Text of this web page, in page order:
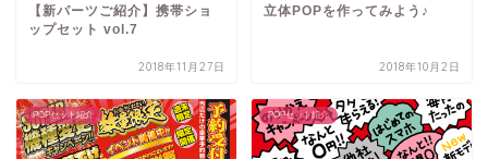
【新パーツご紹介】携帯ショ
ップセット vol.7
2018年11月27日
立体POPを作ってみよう♪
2018年10月2日
POPセット紹介 POPセット紹介